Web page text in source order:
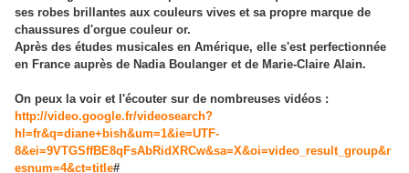
ses robes brillantes aux couleurs vives et sa propre marque de
chaussures d'orgue couleur or.
Après des études musicales en Amérique, elle s'est perfectionnée
en France auprès de Nadia Boulanger et de Marie-Claire Alain.
On peux la voir et l'écouter sur de nombreuses vidéos :
http://video.google.fr/videosearch?
hl=fr&q=diane+bish&um=1&ie=UTF-
8&ei=9VTGSffBE8qFsAbRidXRCw&sa=X&oi=video_result_group&r
esnum=4&ct=title#